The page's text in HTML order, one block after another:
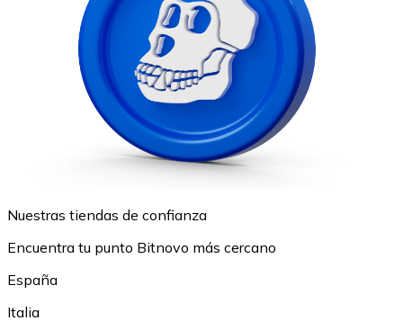
Nuestras tiendas de confianza
Encuentra tu punto Bitnovo más cercano
España
Italia